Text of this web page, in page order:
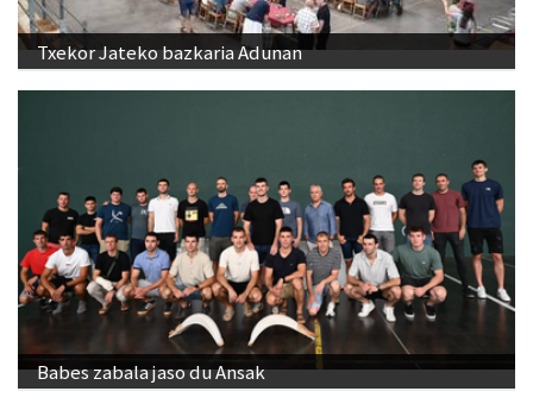
Txekor Jateko bazkaria Adunan
Babes zabala jaso du Ansak